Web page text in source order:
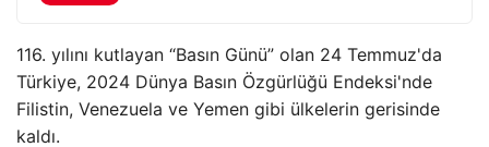
116. yılını kutlayan “Basın Günü” olan 24 Temmuz'da
Türkiye, 2024 Dünya Basın Özgürlüğü Endeksi'nde
Filistin, Venezuela ve Yemen gibi ülkelerin gerisinde
kaldı.